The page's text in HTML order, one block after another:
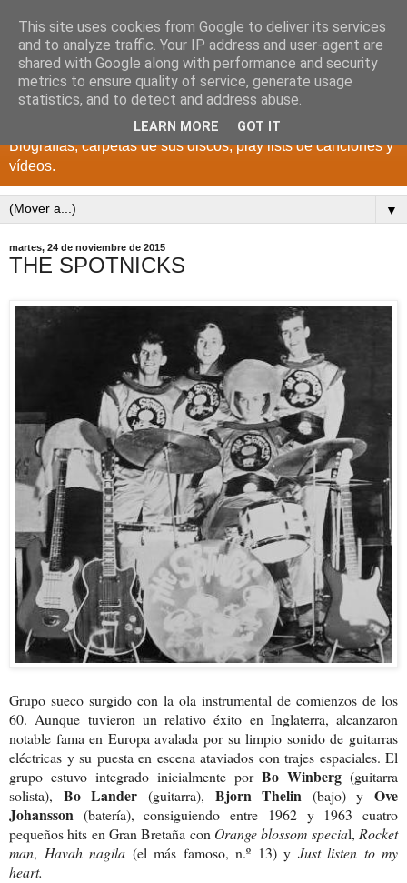
DISCOS PARA EL
RECUERDO
CANTANTES Y GRUPOS DE LOS AÑOS 1950 a 2022.
Biografías, carpetas de sus discos, play lists de canciones y
vídeos.
▼
martes, 24 de noviembre de 2015
THE SPOTNICKS
Grupo sueco surgido con la ola instrumental de comienzos de los
60. Aunque tuvieron un relativo éxito en Inglaterra, alcanzaron
notable fama en Europa avalada por su limpio sonido de guitarras
eléctricas y su puesta en escena ataviados con trajes espaciales. El
grupo estuvo integrado inicialmente por Bo Winberg (guitarra
solista), Bo Lander (guitarra), Bjorn Thelin (bajo) y Ove
Johansson (batería), consiguiendo entre 1962 y 1963 cuatro
pequeños hits en Gran Bretaña con Orange blossom special, Rocket
man, Havah nagila (el más famoso, n.º 13) y Just listen to my
heart.
This site uses cookies from Google to deliver its services
and to analyze traffic. Your IP address and user-agent are
shared with Google along with performance and security
metrics to ensure quality of service, generate usage
statistics, and to detect and address abuse.
LEARN MORE GOT IT